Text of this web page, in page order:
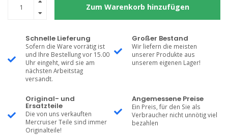
Zum Warenkorb hinzufügen
Schnelle Lieferung
Sofern die Ware vorrätig ist
und Ihre Bestellung vor 15.00
Uhr eingeht, wird sie am
nächsten Arbeitstag
versandt.
Großer Bestand
Wir liefern die meisten
unserer Produkte aus
unserem eigenen Lager!
Original- und
Ersatzteile
Die von uns verkauften
Mercruiser Teile sind immer
Originalteile!
Angemessene Preise
Ein Preis, für den Sie als
Verbraucher nicht unnötig viel
bezahlen